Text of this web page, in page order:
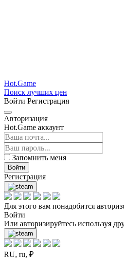
Hot.Game
Поиск лучших цен
Войти Регистрация
Авторизация
Hot.Game аккаунт
Запомнить меня
Войти
Регистрация
Для этого вам понадобится
Войти
Или авторизируйтесь используя
RU, ru, ₽